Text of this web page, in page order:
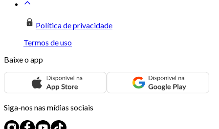
Política de privacidade
Termos de uso
Baixe o app
Siga-nos nas mídias sociais